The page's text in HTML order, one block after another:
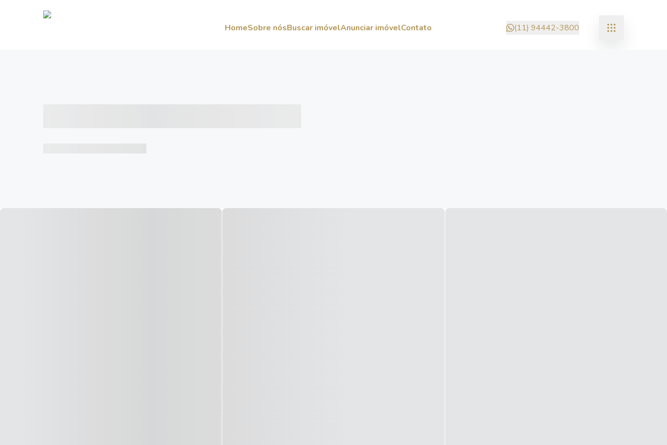
HomeSobre nósBuscar imóvelAnunciar imóvelContato (11) 94442-3800